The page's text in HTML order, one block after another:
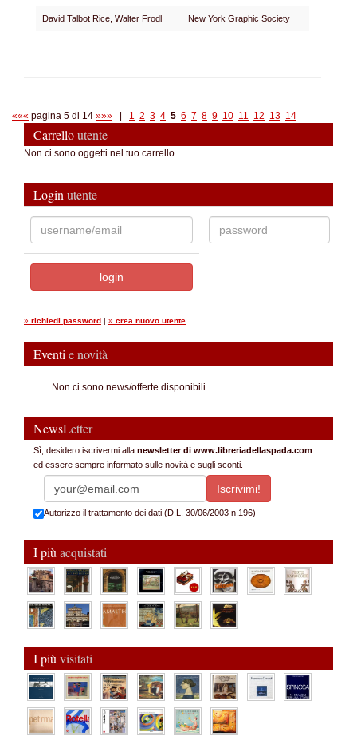
David Talbot Rice, Walter Frodl New York Graphic Society
««« pagina 5 di 14 »»» 1 2 3 4 5 6 7 8 9 10 11 12 13 14
Carrelloutente
Non ci sono oggetti nel tuo carrello
Login utente
» richiedi password | » crea nuovo utente
Eventi e novità
...Non ci sono news/offerte disponibili.
NewsLetter
Sì, desidero iscrivermi alla newsletter di www.libreriadellaspada.com
ed essere sempre informato sulle novità e sugli sconti.
Autorizzo il trattamento dei dati (D.L. 30/06/2003 n.196)
I più acquistati
I più visitati